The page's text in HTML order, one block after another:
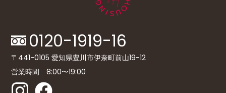
0120-1919-16
〒441-0105 愛知県豊川市伊奈町前山19-12
営業時間 8:00〜19:00